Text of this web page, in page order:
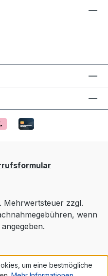
Mehrwertsteuer zzgl.
wenn
um eine bestmögliche